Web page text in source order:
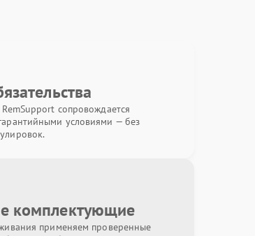
сопровождается
условиями — без
комплектующие
применяем проверенные